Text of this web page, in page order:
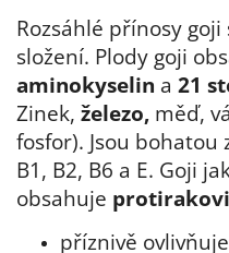
Rozsáhlé přínosy
složení. Plody goji
aminokyselin a 21
Zinek, železo, měď,
fosfor). Jsou bohatou
B1, B2, B6 a E. Goji
obsahuje
příznivě